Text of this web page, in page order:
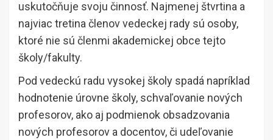
uskutočňuje svoju činnosť. Najmenej štvrtina a
najviac tretina členov vedeckej rady sú osoby,
ktoré nie sú členmi akademickej obce tejto
školy/fakulty.
Pod vedeckú radu vysokej školy spadá napríklad
hodnotenie úrovne školy, schvaľovanie nových
profesorov, ako aj podmienok obsadzovania
nových profesorov a docentov, či udeľovanie